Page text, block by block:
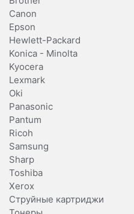
Canon
Epson
Hewlett-Packard
Konica - Minolta
Kyocera
Lexmark
Oki
Panasonic
Pantum
Ricoh
Samsung
Sharp
Toshiba
Xerox
Струйные картриджи